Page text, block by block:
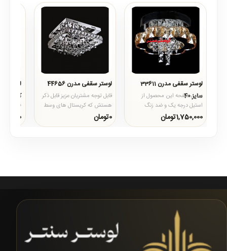
لوستر سقفی مدرن 33611
سایز 40
جنس صفحه این محصول از
استیل درجه یک و ضد زنگ
میباشد که از ضخامت و استحکام
بسیار بالایی برخوردار است ..
1,750,000تومان
لوستر سقفی مدرن 44656
قابل توجه مشتریان عزیز قابل ذکر
هستش که کریستال های وسط
به علت نبود در بازار گوی گرد
سفید جایگزین شد..
0تومان
لوستر
کریستالی
لوستر
تولید
در تولید
0تومان